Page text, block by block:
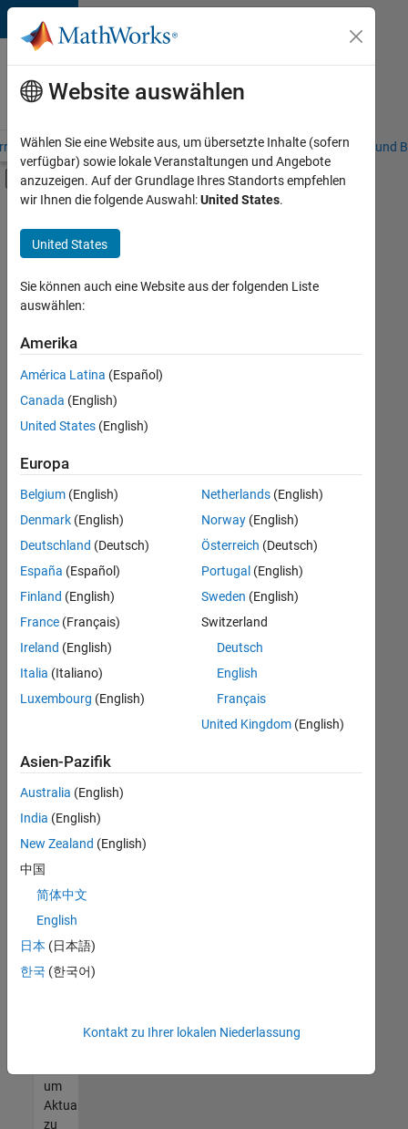
Weiter zum Inhalt
Karriere
bei
MathWorks
– Übersicht Stellensuche Niederlassungen Studierende und
Umschaltung für Off-Canvas-
Hauptinhalt
Praktika
Information Technology
Commercial Sales
Education Sales
Inside Sales
Sales Operations
Business Model Team
Finance and Operations
+8
Derzeit
es
keine
offenen
Stellen,
Ihren
Suchkriterien
entsprechen.
können
die
Suchkriterien
weiter
fassen
oder
alle
Stellenangebote
anzeigen .
noch
keine
offenen
Stellen
können,
die
Ihren
entsprechen,
werden
unseres
um
Aktualisierungen
zu
Website auswählen
Wählen Sie eine Website aus, um übersetzte Inhalte (sofern
verfügbar) sowie lokale Veranstaltungen und Angebote
anzuzeigen. Auf der Grundlage Ihres Standorts empfehlen
wir Ihnen die folgende Auswahl:United States.
United States
Sie können auch eine Website aus der folgenden Liste
auswählen:
Amerika
América Latina (Español)
Canada (English)
United States (English)
Europa
Belgium (English)
Denmark (English)
Deutschland (Deutsch)
España (Español)
Finland (English)
France (Français)
Ireland (English)
Italia (Italiano)
Luxembourg (English)
Netherlands(English)
Norway(English)
Österreich (Deutsch)
Portugal (English)
Sweden (English)
Switzerland
Deutsch
English
Français
United Kingdom(English)
Asien-Pazifik
Australia (English)
India (English)
New Zealand (English)
中国
简体中文
English
日本 (日本語)
한국 (한국어)
Kontakt zu Ihrer lokalen Niederlassung